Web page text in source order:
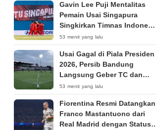
Gavin Lee Puji Mentalitas
Pemain Usai Singapura
Singkirkan Timnas Indonesia
dari Piala AFF 2026
53 menit yang lalu
Usai Gagal di Piala Presiden
2026, Persib Bandung
Langsung Geber TC dan
Ikuti Dewata Challenge
Series di Bali
53 menit yang lalu
Fiorentina Resmi Datangkan
Franco Mastantuono dari
Real Madrid dengan Status